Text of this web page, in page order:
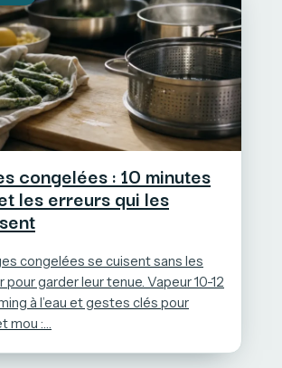
congelées : 10 minutes
les erreurs qui les
congelées se cuisent sans les
garder leur tenue. Vapeur 10-12
à l’eau et gestes clés pour
mou :…